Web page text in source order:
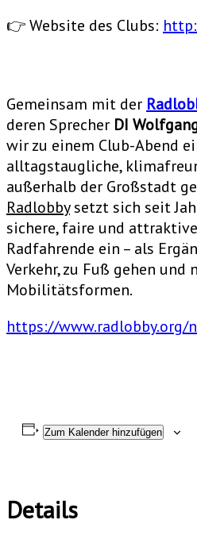
👉 Website des Clubs:
Gemeinsam mit der
deren Sprecher DI
wir zu einem Club-Abend
alltagstaugliche,
außerhalb der Großstadt
Radlobbysetzt sich seit
sichere, faire und
Radfahrende ein – als
Verkehr, zu Fuß gehen und
Mobilitätsformen.
https://www.radlobby.org/
Zum Kalender hinzufügen
Details